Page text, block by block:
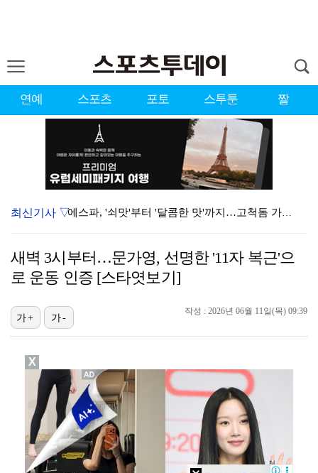
연예 스포츠 포토 스투툰 짤
에스파, '쇠맛'부터 '달콤한 맛'까지…고척돔 가득 채…
에스파, 고척돔 입성…공연 시작 40분 만에 첫 인사 …
에스파 고척돔 공연에 반가운 얼굴…아이들 미연·트와이스…
'리그 2연패 정조준' 아스널, 뉴캐슬서 기마랑이스 영…
[ST포토] 이강인, 환하게 웃으며
최신기사 ▽
새벽 3시부터…문가영, 선명한 '11자 복근'으
로 운동 인증 [스타엿보기]
작성 : 2026년 06월 11일(목) 09:39
가+ 가-
X